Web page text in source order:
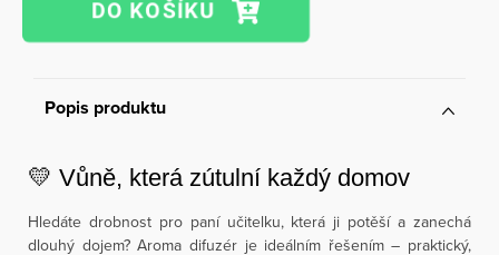
Popis produktu
💛 Vůně, která zútulní každý domov
Hledáte drobnost pro paní učitelku, která ji potěší a zanechá
dlouhý dojem? Aroma difuzér je ideálním řešením – praktický,